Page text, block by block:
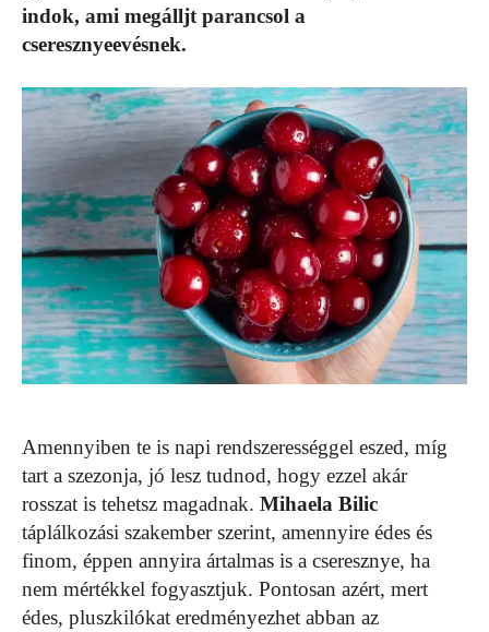
indok, ami megálljt parancsol a
cseresznyeevésnek.
Amennyiben te is napi rendszerességgel eszed, míg
tart a szezonja, jó lesz tudnod, hogy ezzel akár
rosszat is tehetsz magadnak. Mihaela Bilic
táplálkozási szakember szerint, amennyire édes és
finom, éppen annyira ártalmas is a cseresznye, ha
nem mértékkel fogyasztjuk. Pontosan azért, mert
édes, pluszkilókat eredményezhet abban az